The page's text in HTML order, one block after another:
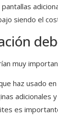
siendo el
muy
haz usado
adicionales
es